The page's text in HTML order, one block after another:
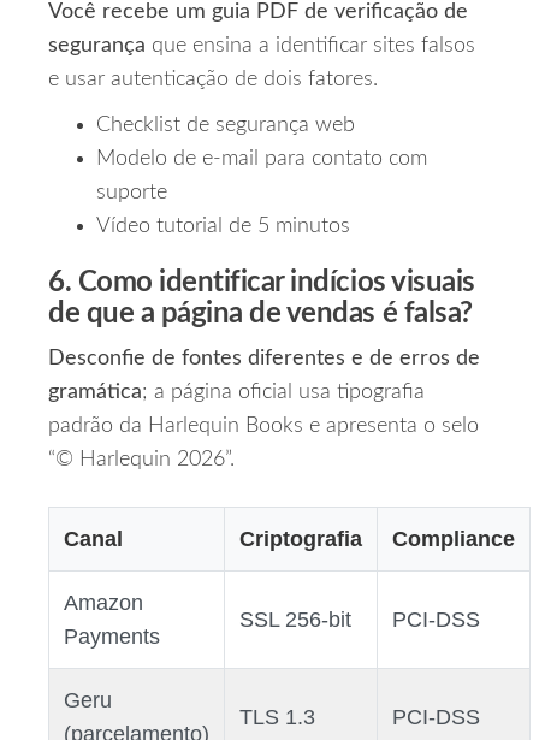
Você recebe um guia PDF de verificação de
segurança que ensina a identificar sites falsos
e usar autenticação de dois fatores.
Checklist de segurança web
Modelo de e‑mail para contato com
suporte
Vídeo tutorial de 5 minutos
6. Como identificar indícios visuais
de que a página de vendas é falsa?
Desconfie de fontes diferentes e de erros de
gramática; a página oficial usa tipografia
padrão da Harlequin Books e apresenta o selo
“© Harlequin 2026”.
Canal Criptografia Compliance
Amazon
Payments
SSL 256‑bit PCI‑DSS
Geru
(parcelamento)
TLS 1.3 PCI‑DSS